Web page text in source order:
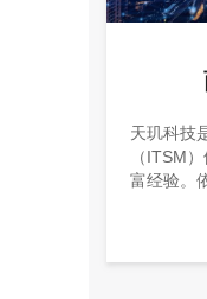
天玑科技
（ITSM
富经验。